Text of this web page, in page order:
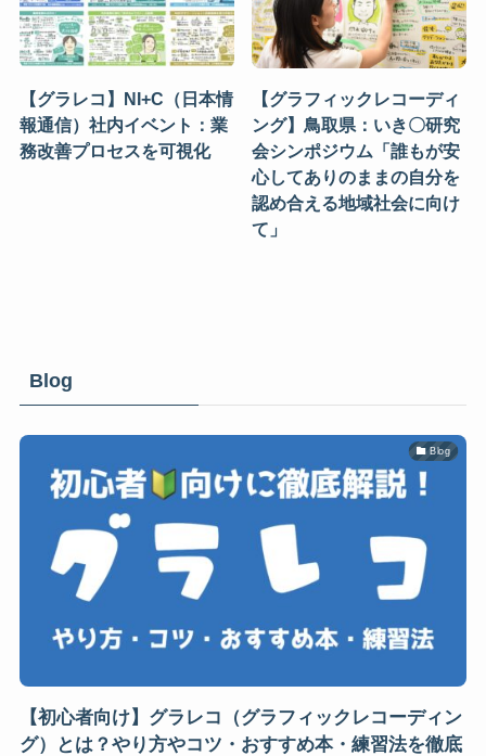
【グラレコ】NI+C（日本情
報通信）社内イベント：業
務改善プロセスを可視化
【グラフィックレコーディ
ング】鳥取県：いき〇研究
会シンポジウム「誰もが安
心してありのままの自分を
認め合える地域社会に向け
て」
Blog
Blog
【初心者向け】グラレコ（グラフィックレコーディン
グ）とは？やり方やコツ・おすすめ本・練習法を徹底